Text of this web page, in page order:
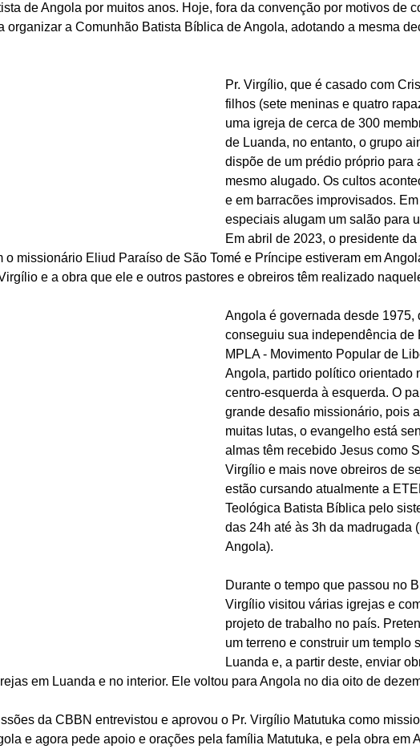
de Angola por muitos anos. Hoje, fora da convenção por motivos de
organizar a Comunhão Batista Bíblica de Angola, adotando a mesma
Pr. Virgílio, que é casado com
filhos (sete meninas e quatro
uma igreja de cerca de 300
de Luanda, no entanto, o grupo
dispõe de um prédio próprio para
mesmo alugado. Os cultos
e em barracões improvisados.
especiais alugam um salão para
Em abril de 2023, o presidente
o missionário Eliud Paraíso de São Tomé e Príncipe estiveram em
e a obra que ele e outros pastores e obreiros têm realizado
Angola é governada desde 1975,
conseguiu sua independência de
MPLA - Movimento Popular de
Angola, partido político orientado
centro-esquerda à esquerda. O
grande desafio missionário, pois
muitas lutas, o evangelho está
almas têm recebido Jesus como
Virgílio e mais nove obreiros de
estão cursando atualmente a
Teológica Batista Bíblica pelo
das 24h até às 3h da madrugada
Angola).
Durante o tempo que passou no
Virgílio visitou várias igrejas e
projeto de trabalho no país.
um terreno e construir um templo
Luanda e, a partir deste, enviar
em Luanda e no interior. Ele voltou para Angola no dia oito de
da CBBN entrevistou e aprovou o Pr. Virgílio Matutuka como
e agora pede apoio e orações pela família Matutuka, e pela obra em